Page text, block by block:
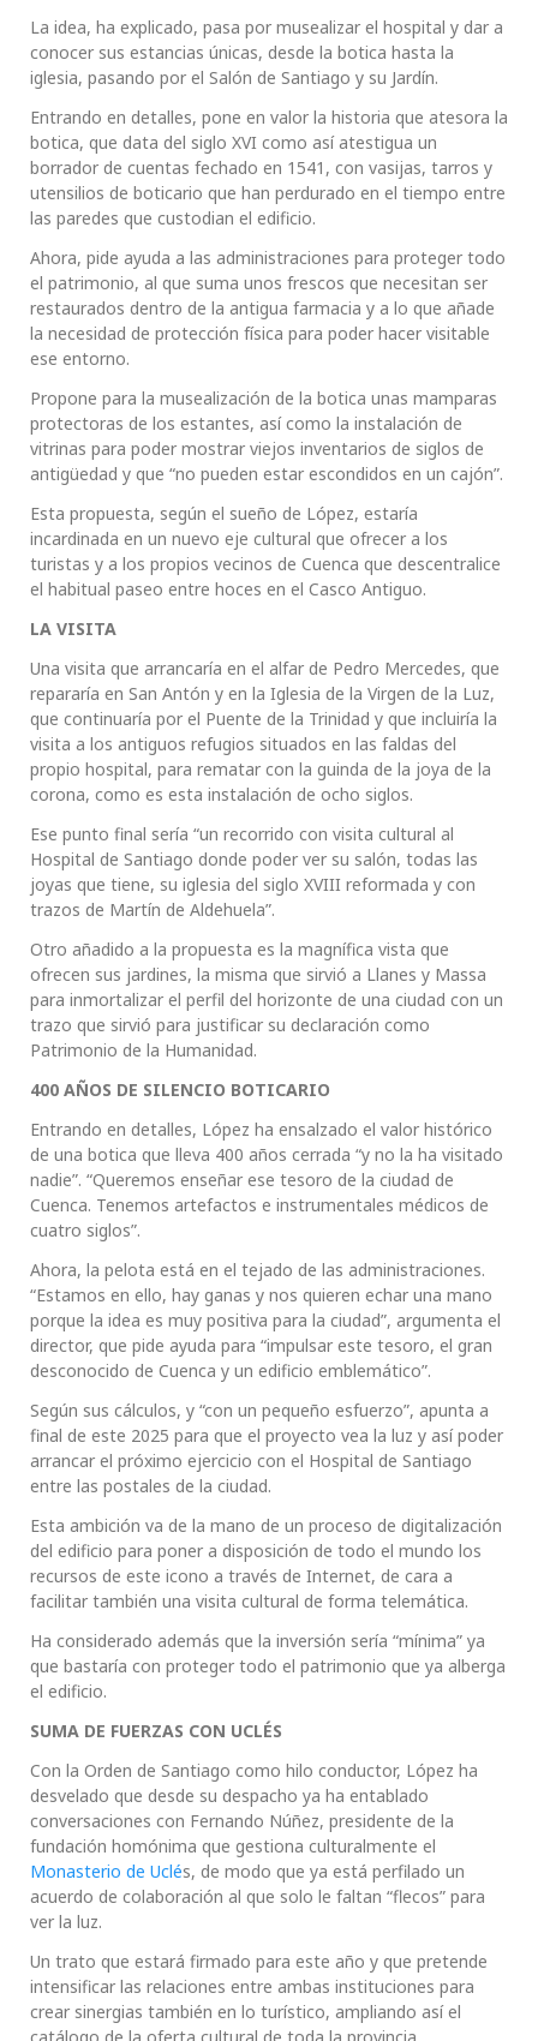
La idea, ha explicado, pasa por musealizar el hospital y dar a
conocer sus estancias únicas, desde la botica hasta la
iglesia, pasando por el Salón de Santiago y su Jardín.
Entrando en detalles, pone en valor la historia que atesora la
botica, que data del siglo XVI como así atestigua un
borrador de cuentas fechado en 1541, con vasijas, tarros y
utensilios de boticario que han perdurado en el tiempo entre
las paredes que custodian el edificio.
Ahora, pide ayuda a las administraciones para proteger todo
el patrimonio, al que suma unos frescos que necesitan ser
restaurados dentro de la antigua farmacia y a lo que añade
la necesidad de protección física para poder hacer visitable
ese entorno.
Propone para la musealización de la botica unas mamparas
protectoras de los estantes, así como la instalación de
vitrinas para poder mostrar viejos inventarios de siglos de
antigüedad y que “no pueden estar escondidos en un cajón”.
Esta propuesta, según el sueño de López, estaría
incardinada en un nuevo eje cultural que ofrecer a los
turistas y a los propios vecinos de Cuenca que descentralice
el habitual paseo entre hoces en el Casco Antiguo.
LA VISITA
Una visita que arrancaría en el alfar de Pedro Mercedes, que
repararía en San Antón y en la Iglesia de la Virgen de la Luz,
que continuaría por el Puente de la Trinidad y que incluiría la
visita a los antiguos refugios situados en las faldas del
propio hospital, para rematar con la guinda de la joya de la
corona, como es esta instalación de ocho siglos.
Ese punto final sería “un recorrido con visita cultural al
Hospital de Santiago donde poder ver su salón, todas las
joyas que tiene, su iglesia del siglo XVIII reformada y con
trazos de Martín de Aldehuela”.
Otro añadido a la propuesta es la magnífica vista que
ofrecen sus jardines, la misma que sirvió a Llanes y Massa
para inmortalizar el perfil del horizonte de una ciudad con un
trazo que sirvió para justificar su declaración como
Patrimonio de la Humanidad.
400 AÑOS DE SILENCIO BOTICARIO
Entrando en detalles, López ha ensalzado el valor histórico
de una botica que lleva 400 años cerrada “y no la ha visitado
nadie”. “Queremos enseñar ese tesoro de la ciudad de
Cuenca. Tenemos artefactos e instrumentales médicos de
cuatro siglos”.
Ahora, la pelota está en el tejado de las administraciones.
“Estamos en ello, hay ganas y nos quieren echar una mano
porque la idea es muy positiva para la ciudad”, argumenta el
director, que pide ayuda para “impulsar este tesoro, el gran
desconocido de Cuenca y un edificio emblemático”.
Según sus cálculos, y “con un pequeño esfuerzo”, apunta a
final de este 2025 para que el proyecto vea la luz y así poder
arrancar el próximo ejercicio con el Hospital de Santiago
entre las postales de la ciudad.
Esta ambición va de la mano de un proceso de digitalización
del edificio para poner a disposición de todo el mundo los
recursos de este icono a través de Internet, de cara a
facilitar también una visita cultural de forma telemática.
Ha considerado además que la inversión sería “mínima” ya
que bastaría con proteger todo el patrimonio que ya alberga
el edificio.
SUMA DE FUERZAS CON UCLÉS
Con la Orden de Santiago como hilo conductor, López ha
desvelado que desde su despacho ya ha entablado
conversaciones con Fernando Núñez, presidente de la
fundación homónima que gestiona culturalmente el
Monasterio de Uclés, de modo que ya está perfilado un
acuerdo de colaboración al que solo le faltan “flecos” para
ver la luz.
Un trato que estará firmado para este año y que pretende
intensificar las relaciones entre ambas instituciones para
crear sinergias también en lo turístico, ampliando así el